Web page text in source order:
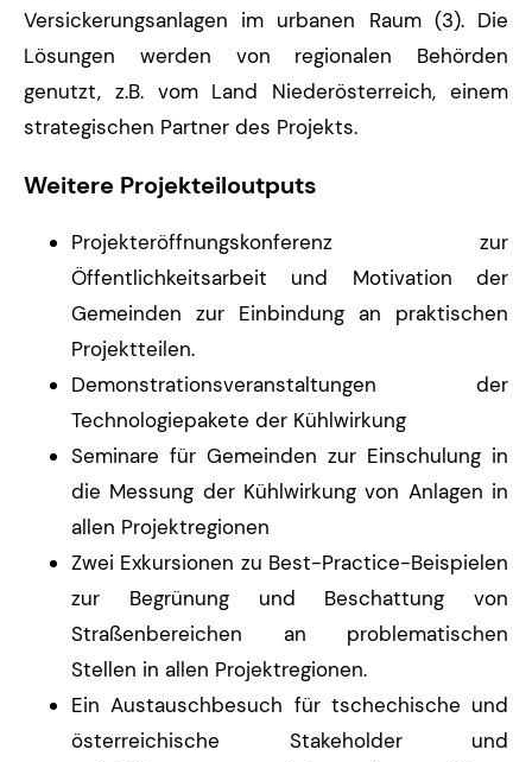
Versickerungsanlagen im urbanen Raum (3). Die
Lösungen werden von regionalen Behörden
genutzt, z.B. vom Land Niederösterreich, einem
strategischen Partner des Projekts.
Weitere Projekteiloutputs
Projekteröffnungskonferenz zur
Öffentlichkeitsarbeit und Motivation der
Gemeinden zur Einbindung an praktischen
Projektteilen.
Demonstrationsveranstaltungen der
Technologiepakete der Kühlwirkung
Seminare für Gemeinden zur Einschulung in
die Messung der Kühlwirkung von Anlagen in
allen Projektregionen
Zwei Exkursionen zu Best-Practice-Beispielen
zur Begrünung und Beschattung von
Straßenbereichen an problematischen
Stellen in allen Projektregionen.
Ein Austauschbesuch für tschechische und
österreichische Stakeholder und